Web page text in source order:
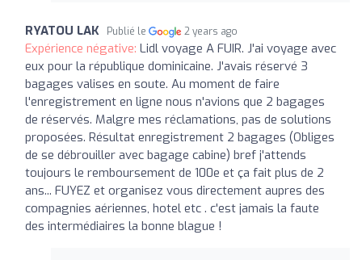
RYATOU LAK Publié le 2 years ago
Expérience négative: Lidl voyage A FUIR. J'ai voyage avec
eux pour la république dominicaine. J'avais réservé 3
bagages valises en soute. Au moment de faire
l'enregistrement en ligne nous n'avions que 2 bagages
de réservés. Malgre mes réclamations, pas de solutions
proposées. Résultat enregistrement 2 bagages (Obliges
de se débrouiller avec bagage cabine) bref j'attends
toujours le remboursement de 100e et ça fait plus de 2
ans... FUYEZ et organisez vous directement aupres des
compagnies aériennes, hotel etc . c'est jamais la faute
des intermédiaires la bonne blague !